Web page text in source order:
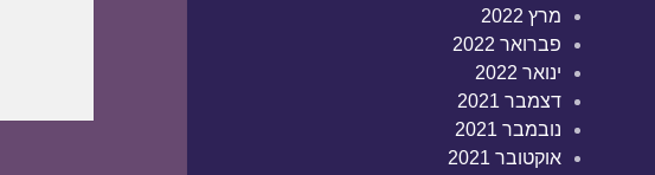
מרץ 2022
פברואר 2022
ינואר 2022
דצמבר 2021
נובמבר 2021
אוקטובר 2021